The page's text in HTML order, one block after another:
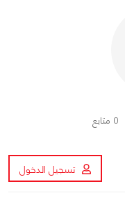
0 متابع
تسجيل الدخول